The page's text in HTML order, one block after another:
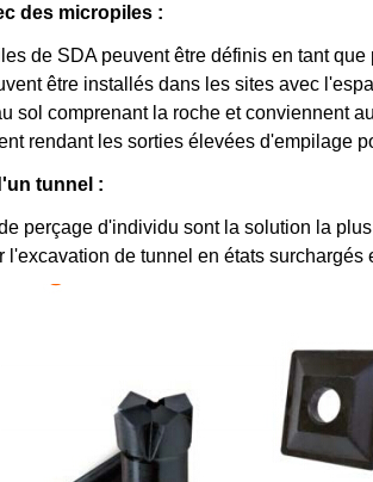
des micropiles :
de SDA peuvent être définis en tant
être installés dans les sites avec
sol comprenant la roche et conviennent
rendant les sorties élevées d'empilage
tunnel :
perçage d'individu sont la solution la
l'excavation de tunnel en états surchargés